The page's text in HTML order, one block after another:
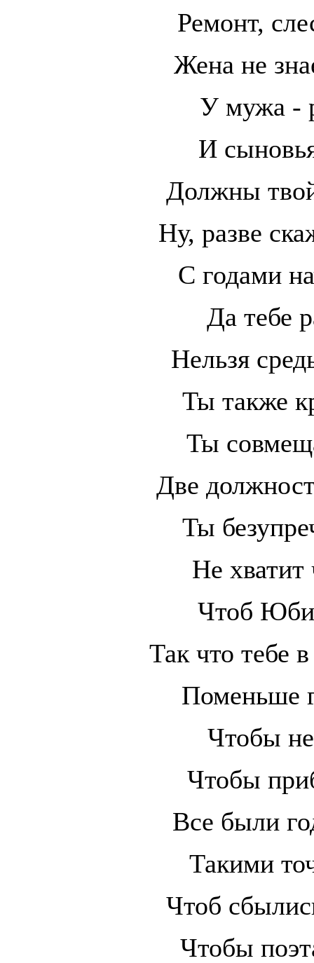
Ремонт,
Жена не
У мужа -
И
Должны
Ну, разве
С годами
Да тебе
Нельзя
Ты также
Ты
Две
Ты
Не хватит
Чтоб
Так что тебе
Поменьше
Чтобы
Чтобы
Все были
Такими
Чтоб
Чтобы